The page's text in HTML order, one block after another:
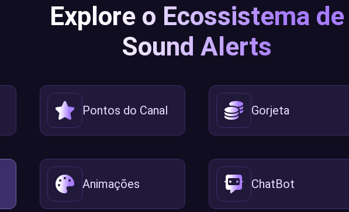
Explore o Ecossistema de
Sound Alerts
Pontos do Canal Gorjeta
Animações ChatBot